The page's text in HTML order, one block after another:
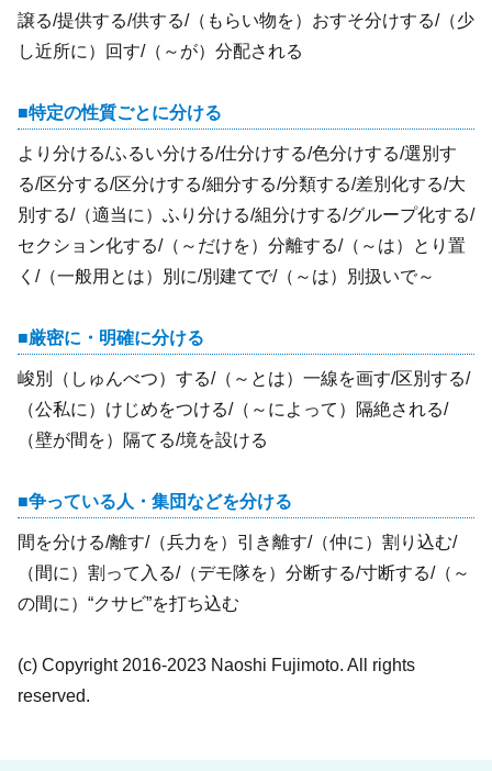
譲る/提供する/供する/（もらい物を）おすそ分けする/（少
し近所に）回す/（～が）分配される
特定の性質ごとに分ける
より分ける/ふるい分ける/仕分けする/色分けする/選別す
る/区分する/区分けする/細分する/分類する/差別化する/大
別する/（適当に）ふり分ける/組分けする/グループ化する/
セクション化する/（～だけを）分離する/（～は）とり置
く/（一般用とは）別に/別建てで/（～は）別扱いで～
厳密に・明確に分ける
峻別（しゅんべつ）する/（～とは）一線を画す/区別する/
（公私に）けじめをつける/（～によって）隔絶される/
（壁が間を）隔てる/境を設ける
争っている人・集団などを分ける
間を分ける/離す/（兵力を）引き離す/（仲に）割り込む/
（間に）割って入る/（デモ隊を）分断する/寸断する/（～
の間に）“クサビ”を打ち込む
(c) Copyright 2016-2023 Naoshi Fujimoto. All rights
reserved.